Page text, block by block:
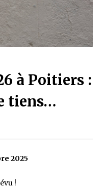
à Poitiers :
tiens…
2025
!